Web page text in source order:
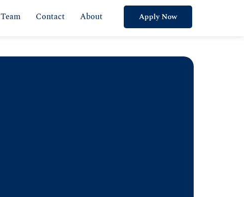
Team Contact About Apply Now